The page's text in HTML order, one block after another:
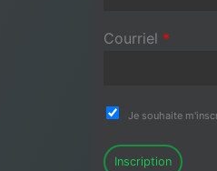
Courriel *
Je souhaite
Inscription